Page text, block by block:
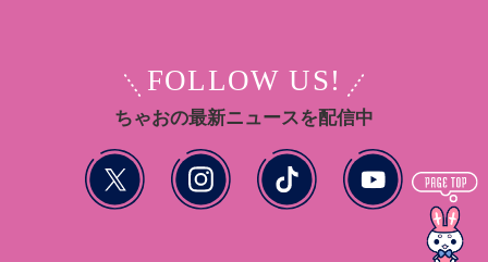
FOLLOW US!
ちゃおの最新ニュースを配信中